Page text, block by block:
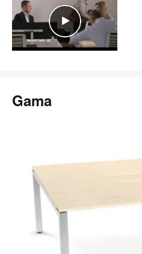
Gama